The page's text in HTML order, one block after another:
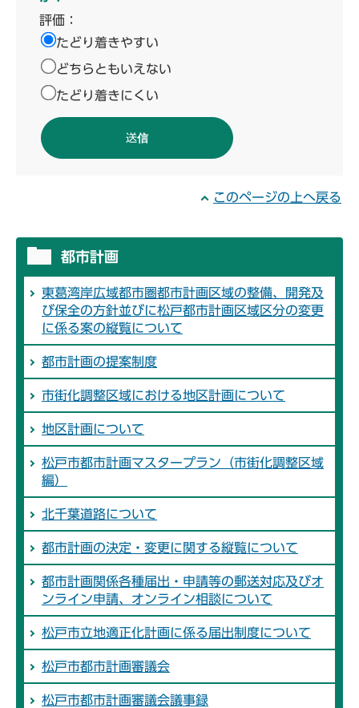
評価：
たどり着きやすい
どちらともいえない
たどり着きにくい
このページの上へ戻る
都市計画
東葛湾岸広域都市圏都市計画区域の整備、開発及
び保全の方針並びに松戸都市計画区域区分の変更
に係る案の縦覧について
都市計画の提案制度
市街化調整区域における地区計画について
地区計画について
松戸市都市計画マスタープラン（市街化調整区域
編）
北千葉道路について
都市計画の決定・変更に関する縦覧について
都市計画関係各種届出・申請等の郵送対応及びオ
ンライン申請、オンライン相談について
松戸市立地適正化計画に係る届出制度について
松戸市都市計画審議会
松戸市都市計画審議会議事録